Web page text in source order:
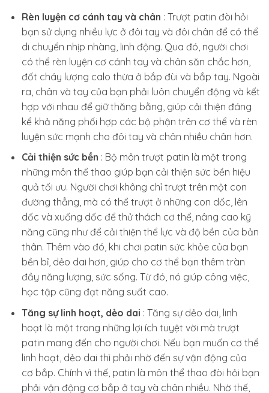
Rèn luyện cơ cánh tay và chân : Trượt patin đòi hỏi
bạn sử dụng nhiều lực ở đôi tay và đôi chân để có thể
di chuyển nhịp nhàng, linh động. Qua đó, người chơi
có thể rèn luyện cơ cánh tay và chân săn chắc hơn,
đốt cháy lượng calo thừa ở bắp đùi và bắp tay. Ngoài
ra, chân và tay của bạn phải luôn chuyển động và kết
hợp với nhau để giữ thăng bằng, giúp cải thiện đáng
kể khả năng phối hợp các bộ phận trên cơ thể và rèn
luyện sức mạnh cho đôi tay và chân nhiều chân hơn.
Cải thiện sức bền : Bộ môn trượt patin là một trong
những môn thể thao giúp bạn cải thiện sức bền hiệu
quả tối ưu. Người chơi không chỉ trượt trên một con
đường thẳng, mà có thể trượt ở những con dốc, lên
dốc và xuống dốc để thử thách cơ thể, nâng cao kỹ
năng cũng như để cải thiện thể lực và độ bền của bản
thân. Thêm vào đó, khi chơi patin sức khỏe của bạn
bền bỉ, dẻo dai hơn, giúp cho cơ thể bạn thêm tràn
đầy năng lượng, sức sống. Từ đó, nó giúp công việc,
học tập cũng đạt năng suất cao.
Tăng sự linh hoạt, dẻo dai : Tăng sự dẻo dai, linh
hoạt là một trong những lợi ích tuyệt vời mà trượt
patin mang đến cho người chơi. Nếu bạn muốn cơ thể
linh hoạt, dẻo dai thì phải nhờ đến sự vận động của
cơ bắp. Chính vì thế, patin là môn thể thao đòi hỏi bạn
phải vận động cơ bắp ở tay và chân nhiều. Nhờ thế,